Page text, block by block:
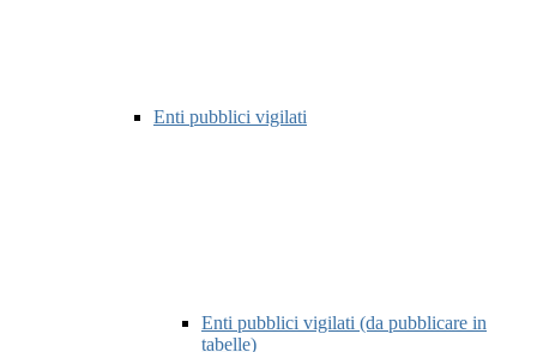
Enti pubblici vigilati
Enti pubblici vigilati (da pubblicare in
tabelle)